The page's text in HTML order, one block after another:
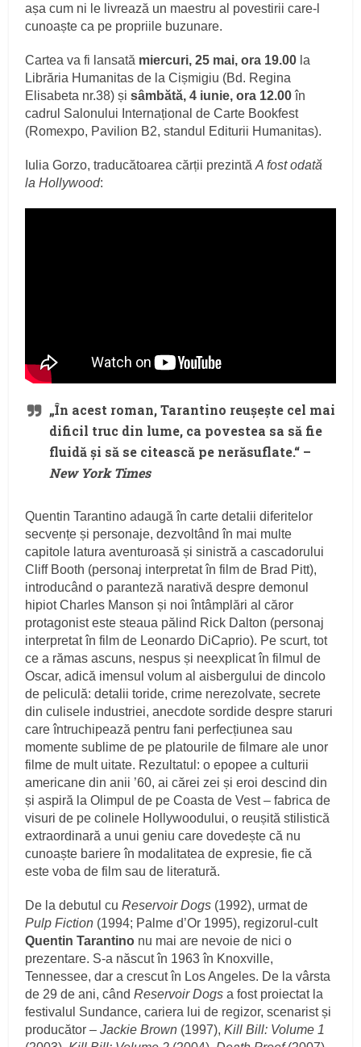
așa cum ni le livrează un maestru al povestirii care-l
cunoaște ca pe propriile buzunare.
Cartea va fi lansată miercuri, 25 mai, ora 19.00 la
Librăria Humanitas de la Cișmigiu (Bd. Regina
Elisabeta nr.38) șisâmbătă, 4 iunie, ora 12.00în
cadrul Salonului Internațional de Carte Bookfest
(Romexpo, Pavilion B2, standul Editurii Humanitas).
Iulia Gorzo, traducătoarea cărții prezintăA fost odată
la Hollywood:
„În acest roman, Tarantino reușește cel mai
dificil truc din lume, ca povestea sa să fie
fluidă și să se citească pe nerăsuflate.“ –
New York Times
Quentin Tarantino adaugă în carte detalii diferitelor
secvențe și personaje, dezvoltând în mai multe
capitole latura aventuroasă și sinistră a cascadorului
Cliff Booth (personaj interpretat în film de Brad Pitt),
introducând o paranteză narativă despre demonul
hipiot Charles Manson și noi întâmplări al căror
protagonist este steaua pălind Rick Dalton (personaj
interpretat în film de Leonardo DiCaprio). Pe scurt, tot
ce a rămas ascuns, nespus și neexplicat în filmul de
Oscar, adică imensul volum al aisbergului de dincolo
de peliculă: detalii toride, crime nerezolvate, secrete
din culisele industriei, anecdote sordide despre staruri
care întruchipează pentru fani perfecțiunea sau
momente sublime de pe platourile de filmare ale unor
filme de mult uitate. Rezultatul: o epopee a culturii
americane din anii ’60, ai cărei zei și eroi descind din
și aspiră la Olimpul de pe Coasta de Vest – fabrica de
visuri de pe colinele Hollywoodului, o reușită stilistică
extraordinară a unui geniu care dovedește că nu
cunoaște bariere în modalitatea de expresie, fie că
este voba de film sau de literatură.
De la debutul cuReservoir Dogs (1992), urmat de
Pulp Fiction (1994; Palme d’Or 1995), regizorul-cult
Quentin Tarantino nu mai are nevoie de nici o
prezentare. S-a născut în 1963 în Knoxville,
Tennessee, dar a crescut în Los Angeles. De la vârsta
de 29 de ani, cândReservoir Dogs a fost proiectat la
festivalul Sundance, cariera lui de regizor, scenarist și
producător –Jackie Brown (1997),Kill Bill: Volume 1